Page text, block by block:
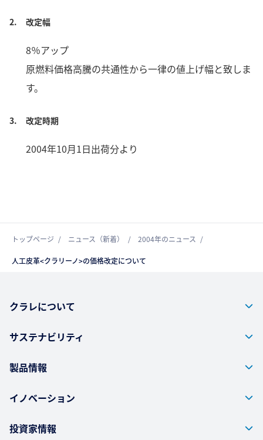
2. 改定幅
8％アップ
原燃料価格高騰の共通性から一律の値上げ幅と致しま
す。
3. 改定時期
2004年10月1日出荷分より
トップページ ニュース（新着） 2004年のニュース
人工皮革<クラリーノ>の価格改定について
クラレについて
サステナビリティ
製品情報
イノベーション
投資家情報